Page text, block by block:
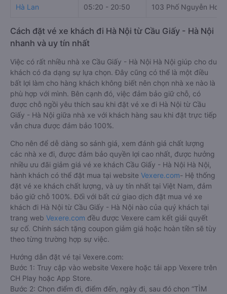
Hà Lan 05:20 - 20:50 103 Phố Nguyễn
Cách đặt vé xe khách đi Hà Nội từ Cầu Giấy - Hà Nội
nhanh và uy tín nhất
Việc có rất nhiều nhà xe Cầu Giấy - Hà Nội Hà Nội giúp cho du
khách có đa dạng sự lựa chọn. Đây cũng có thể là một điều
bất lợi làm cho hàng khách không biết nên chọn nhà xe nào là
phù hợp với mình. Bên cạnh đó, việc đảm bảo giữ chỗ, có
được chỗ ngồi yêu thích sau khi đặt vé xe đi Hà Nội từ Cầu
Giấy - Hà Nội giữa nhà xe với khách hàng sau khi đặt trực tiếp
vẫn chưa được đảm bảo 100%.
Cho nên để dễ dàng so sánh giá, xem đánh giá chất lượng
các nhà xe đi, được đảm bảo quyền lợi cao nhất, được hưởng
nhiều ưu đãi giảm giá vé xe khách Cầu Giấy - Hà Nội Hà Nội,
hành khách có thể đặt mua tại website Vexere.com- Hệ thống
đặt vé xe khách chất lượng, và uy tín nhất tại Việt Nam, đảm
bảo giữ chỗ 100%. Đối với bất cứ giao dịch đặt mua vé xe
khách đi Hà Nội từ Cầu Giấy - Hà Nội nào của quý khách tại
trang web Vexere.com đều được Vexere cam kết giải quyết
sự cố. Chính sách tặng coupon giảm giá hoặc hoàn tiền sẽ tùy
theo từng trường hợp sự việc.
Hướng dẫn đặt vé tại Vexere.com:
Bước 1: Truy cập vào website Vexere hoặc tải app Vexere trên
CH Play hoặc App Store.
Bước 2: Chọn điểm đi, điểm đến, ngày đi, sau đó chọn “TÌM